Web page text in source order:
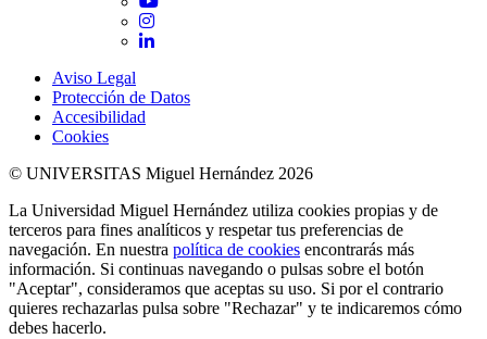
Instagram
LinkedIn
Aviso Legal
Protección de Datos
Accesibilidad
Cookies
© UNIVERSITAS Miguel Hernández 2026
La Universidad Miguel Hernández utiliza cookies propias y de
terceros para fines analíticos y respetar tus preferencias de
navegación. En nuestra política de cookies encontrarás más
información. Si continuas navegando o pulsas sobre el botón
"Aceptar", consideramos que aceptas su uso. Si por el contrario
quieres rechazarlas pulsa sobre "Rechazar" y te indicaremos cómo
debes hacerlo.